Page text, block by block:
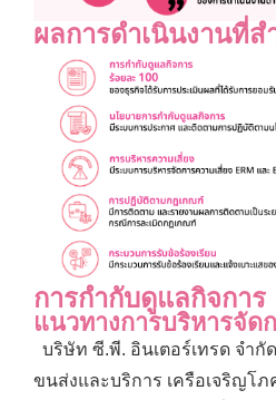
ผลการดำเนินงานที่
การกำกับดูแลกิจการ
แนวทางการบริหารจัด
บริษัท ซี.พี. อินเตอร์เทรด จำ
ขนส่งและบริการ เครือเจริญ